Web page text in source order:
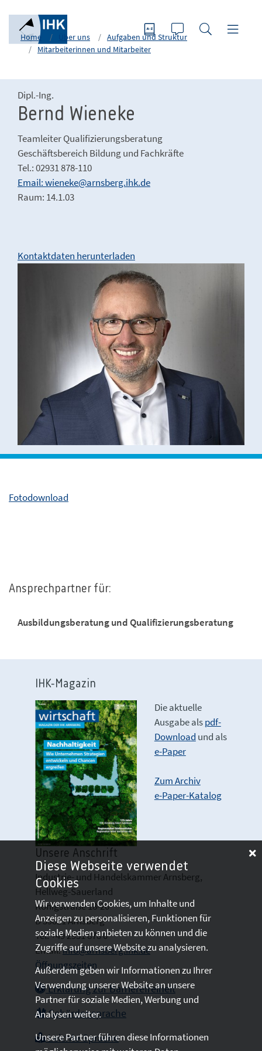
Home Über uns
Aufgaben und Struktur
Mitarbeiterinnen und Mitarbeiter
Dipl.-Ing.
Bernd Wieneke
Teamleiter Qualifizierungsberatung
Geschäftsbereich Bildung und Fachkräfte
Tel.: 02931 878-110
Email: wieneke@arnsberg.ihk.de
Raum: 14.1.03
Kontaktdaten herunterladen
Fotodownload
Ansprechpartner für:
Ausbildungsberatung und Qualifizierungsberatung
IHK-Magazin
Die aktuelle
Ausgabe alspdf-
Download und als
e-Paper
Zum Archiv
e-Paper-Katalog
Unsere Anschrift
Industrie- und Handelskammer Arnsberg,
Hellweg-Sauerland
Königstraße 18-20
D 59821 Arnsberg
Tel: +49 2931 878 0
Email:info@arnsberg.ihk.de
Öffnungszeiten
Erklärung zur Barrierefreiheit
Gebärdensprache
Leichte Sprache
Diese Webseite verwendet
Cookies
Wir verwenden Cookies, um Inhalte und
Anzeigen zu personalisieren, Funktionen für
soziale Medien anbieten zu können und die
Zugriffe auf unsere Website zu analysieren.
Außerdem geben wir Informationen zu Ihrer
Verwendung unserer Website an unsere
Partner für soziale Medien, Werbung und
Analysen weiter.
Unsere Partner führen diese Informationen